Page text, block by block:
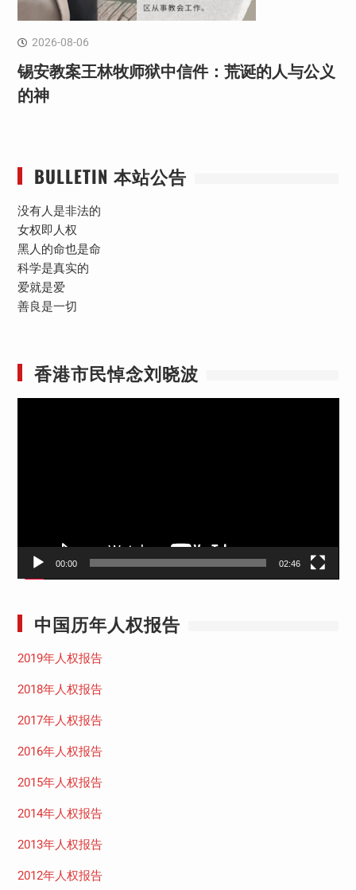
2026-08-06
锡安教案王林牧师狱中信件：荒诞的人与公义
的神
BULLETIN 本站公告
没有人是非法的
女权即人权
黑人的命也是命
科学是真实的
爱就是爱
善良是一切
香港市民悼念刘晓波
00:00 02:46
中国历年人权报告
2019年人权报告
2018年人权报告
2017年人权报告
2016年人权报告
2015年人权报告
2014年人权报告
2013年人权报告
2012年人权报告